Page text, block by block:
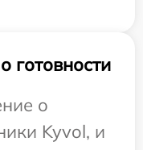
готовности
о
Kyvol, и